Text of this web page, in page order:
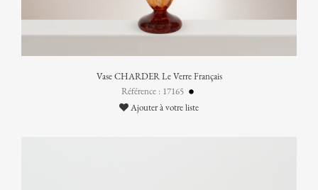
Vase CHARDER Le Verre Français
Référence : 17165
Ajouter à votre liste